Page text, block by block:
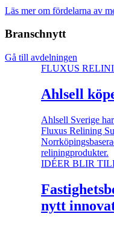
Läs mer om fördelarna av
Branschnytt
Gå till avdelningen
FLUXUS
Ahlsell
Ahlsell Sverige
Fluxus Relining
reliningprodukter.
IDÉER BLIR
nytt